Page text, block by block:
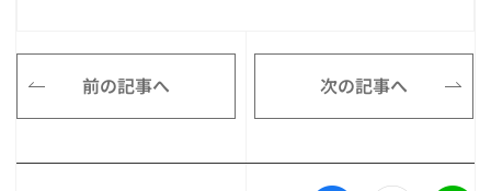
前の記事へ 次の記事へ